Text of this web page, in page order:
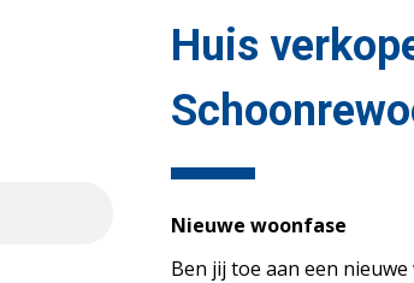
Huis
Nieuwe woonfase
Ben jij toe aan een